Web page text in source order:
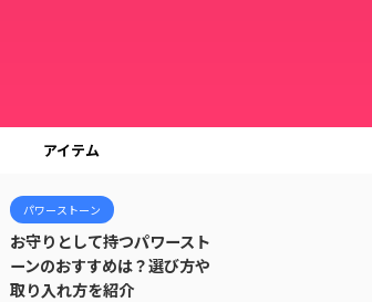
アイテム
パワーストーン
お守りとして持つパワースト
ーンのおすすめは？選び方や
取り入れ方を紹介